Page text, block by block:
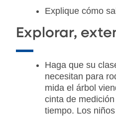
Explique cómo
Explorar,
Haga que su
necesitan para
mida el árbol
cinta de
tiempo. Los